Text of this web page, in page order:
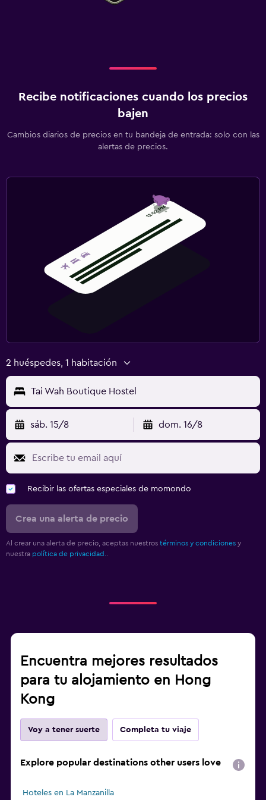
Recibe notificaciones cuando los precios
bajen
Cambios diarios de precios en tu bandeja de entrada: solo con las
alertas de precios.
2 huéspedes, 1 habitación
Tai Wah Boutique Hostel
sáb. 15/8 dom. 16/8
Recibir las ofertas especiales de momondo
Crea una alerta de precio
Al crear una alerta de precio, aceptas nuestros términos y condiciones y
nuestra política de privacidad.
Encuentra mejores resultados
para tu alojamiento en Hong
Kong
Voy a tener suerte Completa tu viaje
Explore popular destinations other users love
Hoteles en La Manzanilla